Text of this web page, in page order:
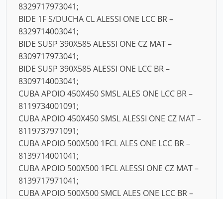
8329717973041;
BIDE 1F S/DUCHA CL ALESSI ONE LCC BR –
8329714003041;
BIDE SUSP 390X585 ALESSI ONE CZ MAT –
8309717973041;
BIDE SUSP 390X585 ALESSI ONE LCC BR –
8309714003041;
CUBA APOIO 450X450 SMSL ALES ONE LCC BR –
8119734001091;
CUBA APOIO 450X450 SMSL ALESSI ONE CZ MAT –
8119737971091;
CUBA APOIO 500X500 1FCL ALES ONE LCC BR –
8139714001041;
CUBA APOIO 500X500 1FCL ALESSI ONE CZ MAT –
8139717971041;
CUBA APOIO 500X500 SMCL ALES ONE LCC BR –